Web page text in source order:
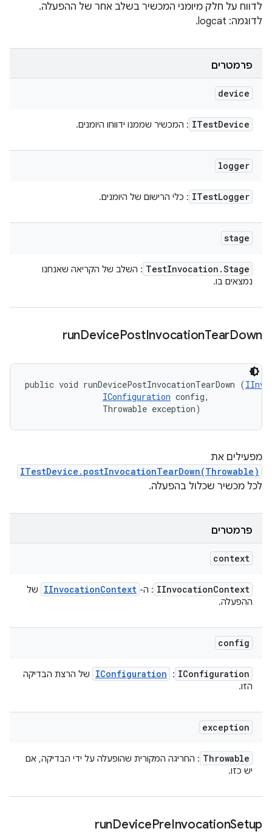
לדווח על חלק מיומני המכשיר בשלב אחר של ההפעלה.
לדוגמה: logcat.
פרמטרים
device
ITestDevice : המכשיר שממנו ידווחו היומנים.
logger
ITestLogger : כלי הרישום של היומנים.
stage
TestInvocation .Stage
: השלב של הקריאה שאנחנו
נמצאים בו.
runDevicePostInvocationTearDown
public void runDevicePostInvocationTearDown (
IConfiguration config,
                Throwable exception)
מפעילים את
ITestDevice.postInvocationTearDown(Throwable)
לכל מכשיר שכלול בהפעלה.
פרמטרים
context
IInvocationContext : ה- IInvocationContext
של
ההפעלה.
config
IConfiguration
:
IConfiguration
של הרצת הבדיקה
הזו.
exception
Throwable : החריגה המקורית שהופעלה על ידי הבדיקה, אם
יש כזו.
runDevicePreInvocationSetup